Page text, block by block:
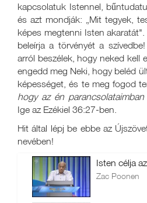
kapcsolatuk Istennel,
és azt mondják: „Mit tegyek,
képes megtenni Isten
beleírja a törvényét a
arról beszélek, hogy neked kell
engedd meg Neki, hogy beléd
képességet, és te meg fogod
hogy az én parancsolataimban
Ige az Ezékiel 36:27-ben.
Hit által lépj be ebbe az
nevében!
Isten célja
Zac Poonen